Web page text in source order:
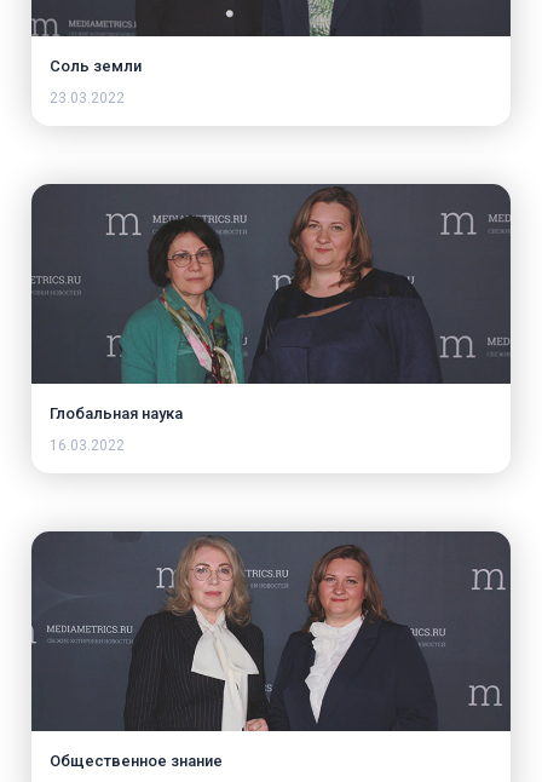
Соль земли
23.03.2022
Глобальная наука
16.03.2022
Общественное знание